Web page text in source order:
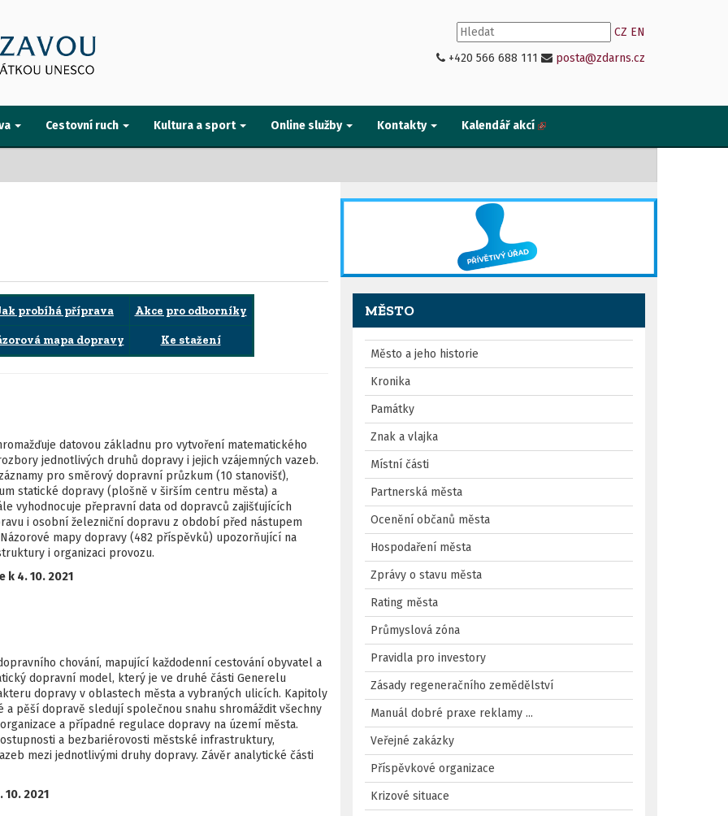
CZ EN
+420 566 688 111
posta@zdarns.cz
Cestovní ruch Kultura a sport Online služby Kontakty Kalendář akcí
probíhá příprava Akce pro odborníky
mapa dopravy Ke stažení
datovou základnu pro vytvoření matematického
jednotlivých druhů dopravy i jejich vzájemných vazeb.
pro směrový dopravní průzkum (10 stanovišť),
statické dopravy (plošně v širším centru města) a
vyhodnocuje přepravní data od dopravců zajišťujících
i osobní železniční dopravu z období před nástupem
mapy dopravy (482 příspěvků) upozorňující na
i organizaci provozu.
k 4. 10. 2021
chování, mapující každodenní cestování obyvatel a
dopravní model, který je ve druhé části Generelu
dopravy v oblastech města a vybraných ulicích. Kapitoly
pěší dopravě sledují společnou snahu shromáždit všechny
a případné regulace dopravy na území města.
a bezbariérovosti městské infrastruktury,
mezi jednotlivými druhy dopravy. Závěr analytické části
10. 2021
MĚSTO
Město a jeho historie
Kronika
Památky
Znak a vlajka
Místní části
Partnerská města
Ocenění občanů města
Hospodaření města
Zprávy o stavu města
Rating města
Průmyslová zóna
Pravidla pro investory
Zásady regeneračního zemědělství
Manuál dobré praxe reklamy ...
Veřejné zakázky
Příspěvkové organizace
Krizové situace